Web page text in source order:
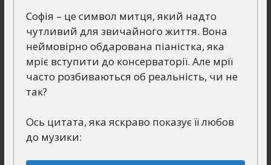
Софія – це символ митця, який надто
чутливий для звичайного життя. Вона
неймовірно обдарована піаністка, яка
мріє вступити до консерваторії. Але мрії
часто розбиваються об реальність, чи не
так?
Ось цитата, яка яскраво показує її любов
до музики: